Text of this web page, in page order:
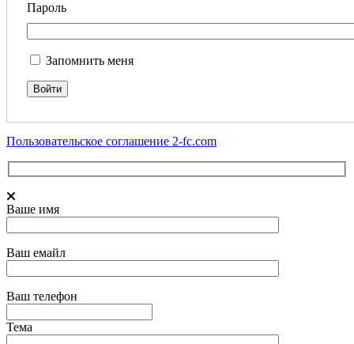
Пароль
Запомнить меня
Пользовательское соглашение 2-fc.com
Ваше имя
Ваш емайл
Ваш телефон
Тема